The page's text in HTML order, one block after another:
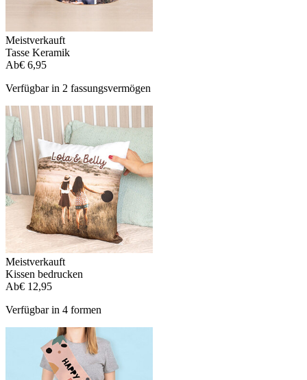
Meistverkauft
Tasse Keramik
Ab€ 6,95
Verfügbar in 2 fassungsvermögen
Meistverkauft
Kissen bedrucken
Ab€ 12,95
Verfügbar in 4 formen